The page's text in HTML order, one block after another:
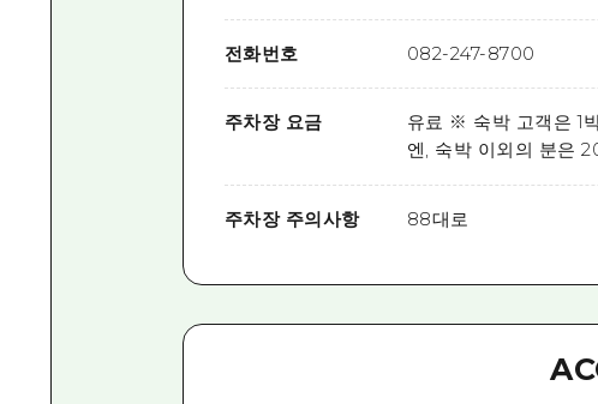
전화번호 082-247-8700
주차장 요금
유료 ※ 숙박 고객은 1
엔, 숙박 이외의 분은
주차장 주의사항 88대로